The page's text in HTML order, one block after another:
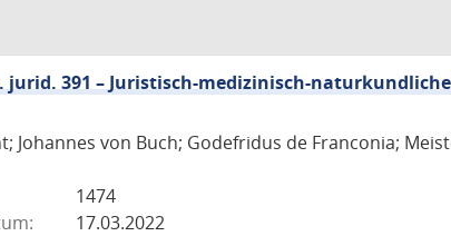
jurid. 391 – Juristisch-medizinisch-
Johannes von Buch; Godefridus de Franconia;
1474
17.03.2022